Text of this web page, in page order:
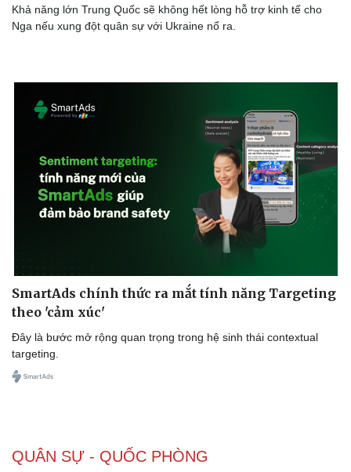
Cây thuốc
Sản phụ khoa
Tình yêu - Gia đình
Khả năng lớn Trung Quốc sẽ không hết lòng hỗ trợ kinh tế cho
Nga nếu xung đột quân sự với Ukraine nổ ra.
SmartAds chính thức ra mắt tính năng Targeting
theo 'cảm xúc'
Đây là bước mở rộng quan trọng trong hệ sinh thái contextual
targeting.
QUÂN SỰ - QUỐC PHÒNG